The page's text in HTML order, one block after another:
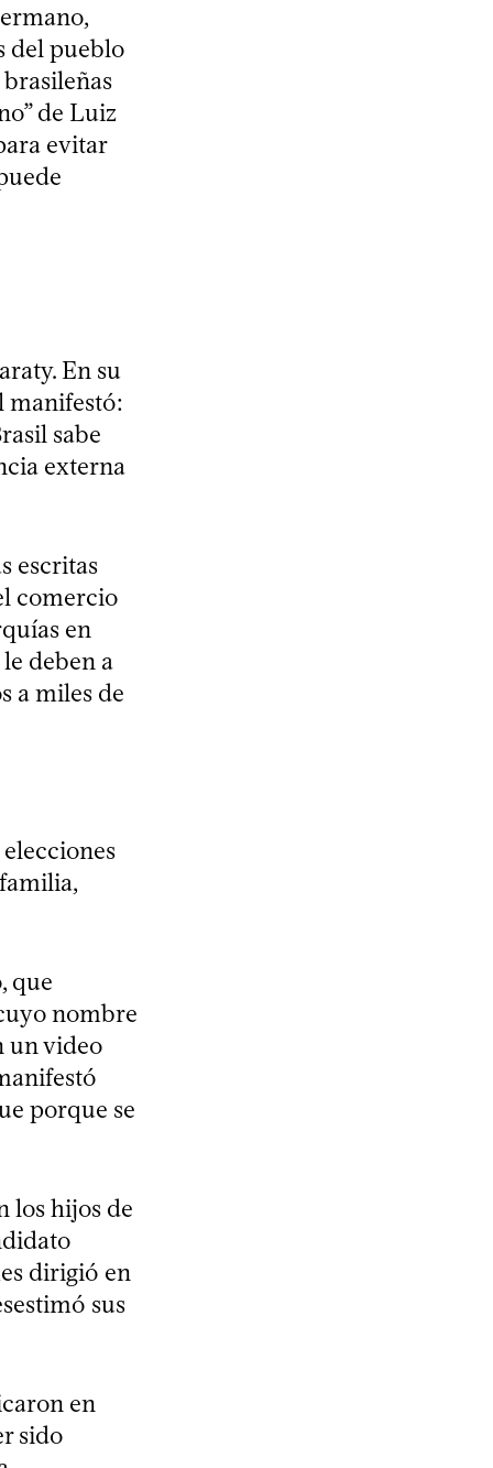
del pueblo
de Luiz
evitar
En su
manifestó:
sabe
externa
escritas
comercio
en
deben a
a miles de
que
nombre
un video
porque se
los hijos de
dirigió en
sus
en
sido